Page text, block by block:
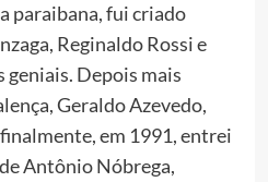
paraibana, fui criado
Reginaldo Rossi e
Depois mais
Geraldo Azevedo,
em 1991, entrei
Antônio Nóbrega,